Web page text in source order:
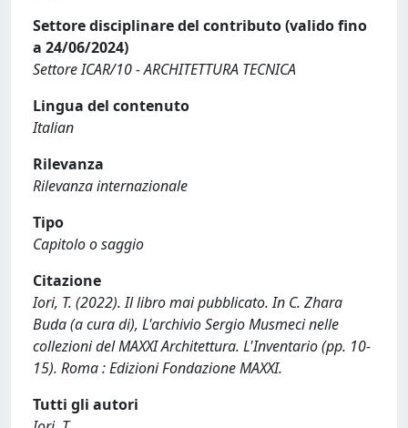
Settore disciplinare del contributo (valido fino
a 24/06/2024)
Settore ICAR/10 - ARCHITETTURA TECNICA
Lingua del contenuto
Italian
Rilevanza
Rilevanza internazionale
Tipo
Capitolo o saggio
Citazione
Iori, T. (2022). Il libro mai pubblicato. In C. Zhara
Buda (a cura di), L'archivio Sergio Musmeci nelle
collezioni del MAXXI Architettura. L'Inventario (pp. 10-
15). Roma : Edizioni Fondazione MAXXI.
Tutti gli autori